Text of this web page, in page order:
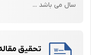
مناسب ترین حیوان برای این
سال می باشد ...
تحقیق